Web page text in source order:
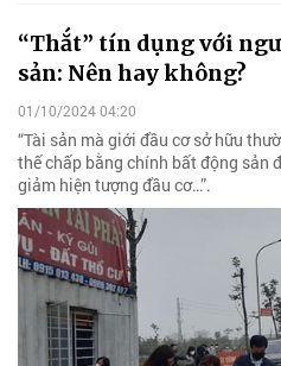
“Thắt” tín dụng với
sản: Nên hay không?
01/10/2024 04:20
“Tài sản mà giới đầu cơ sở hữu
thế chấp bằng chính bất động sản
giảm hiện tượng đầu cơ…”.